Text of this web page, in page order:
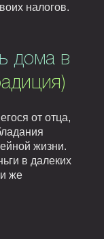
налогов.
дома в
от отца,
жизни.
в далеких
же